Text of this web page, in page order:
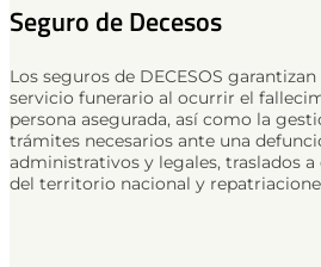
Seguro de Decesos
Los seguros de DECESOS
servicio funerario al ocurrir el
persona asegurada, así como la
trámites necesarios ante una
administrativos y legales, traslados
del territorio nacional y